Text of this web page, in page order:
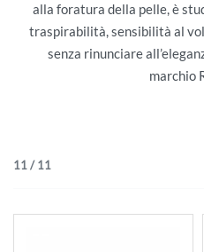
alla foratura della pelle, è
traspirabilità, sensibilità al
senza rinunciare
marchio
11/11